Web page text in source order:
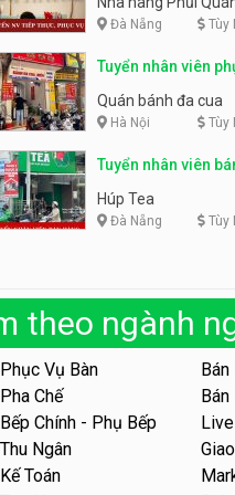
GÀ
Đà Nẵng Tùy
Tuyển nhân viên
Quán bánh đa cua
Hà Nội Tùy
Tuyển nhân viên
Húp Tea
Đà Nẵng Tùy
theo ngành
Phục Vụ Bàn
Pha Chế
Bếp Chính - Phụ Bếp
Thu Ngân
Kế Toán